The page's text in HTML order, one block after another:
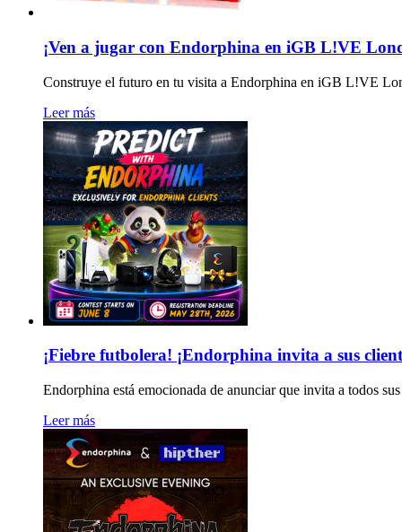
¡Ven a jugar con Endorphina en iGB L!VE
Construye el futuro en tu visita a Endorphina en iGB L!VE
Leer más
¡Fiebre futbolera! ¡Endorphina invita a sus
Endorphina está emocionada de anunciar que invita a todos
Leer más